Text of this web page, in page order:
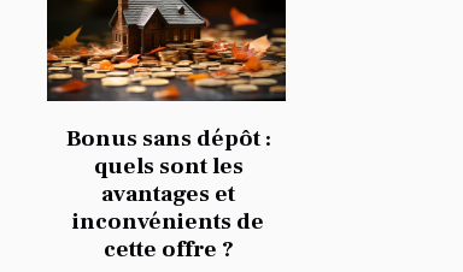
Bonus sans dépôt :
quels sont les
avantages et
inconvénients de
cette offre ?